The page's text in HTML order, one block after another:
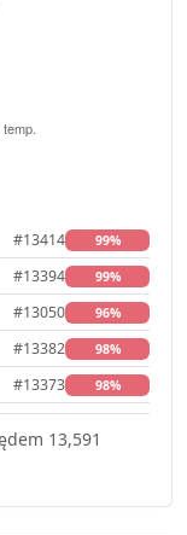
#13414 99%
#13394 99%
#13050 96%
#13382 98%
#13373 98%
13,591